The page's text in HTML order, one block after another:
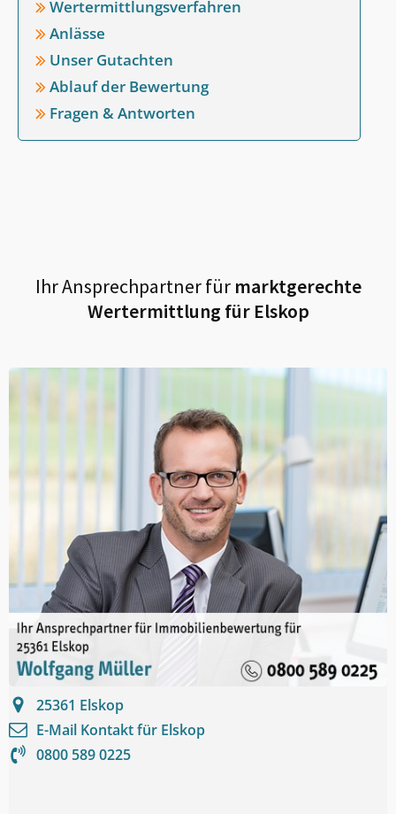
Wertermittlungsverfahren
Anlässe
Unser Gutachten
Ablauf der Bewertung
Fragen & Antworten
Ihr Ansprechpartner fürmarktgerechte
Wertermittlung für Elskop
25361 Elskop
E-Mail Kontakt für Elskop
0800 589 0225